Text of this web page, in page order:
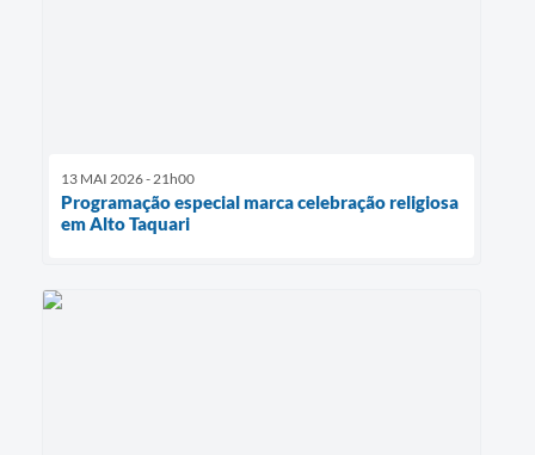
13 MAI 2026 - 21h00
Programação especial marca celebração religiosa
em Alto Taquari